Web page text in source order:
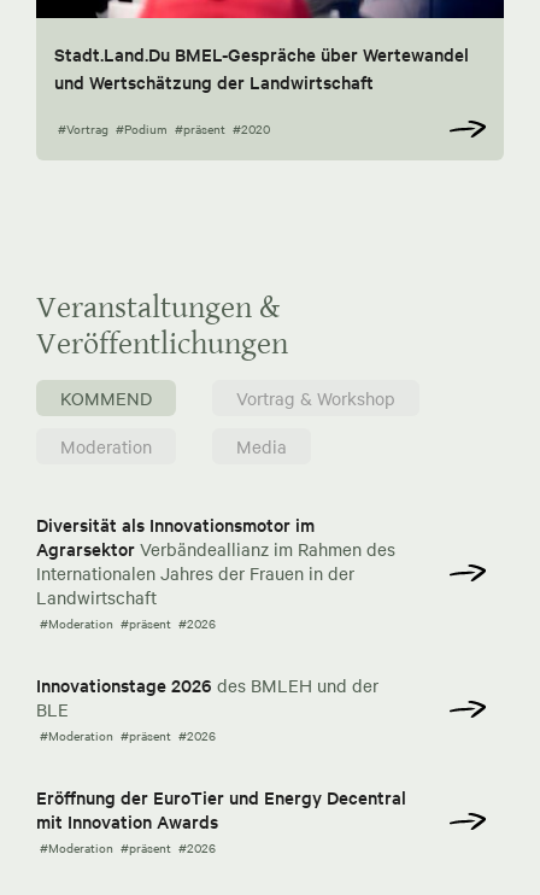
Stadt.Land.Du BMEL-Gespräche über Wertewandel
und Wertschätzung der Landwirtschaft
#Vortrag #Podium #präsent #2020
Veranstaltungen &
Veröffentlichungen
KOMMEND
Vortrag & Workshop
Moderation
Media
Diversität als Innovationsmotor im
Agrarsektor Verbändeallianz im Rahmen des
Internationalen Jahres der Frauen in der
Landwirtschaft
#Moderation #präsent #2026
Innovationstage 2026 des BMLEH und der
BLE
#Moderation #präsent #2026
Eröffnung der EuroTier und Energy Decentral
mit Innovation Awards
#Moderation #präsent #2026